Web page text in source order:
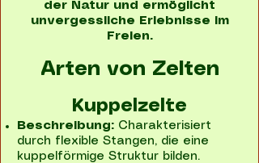
der Natur und ermöglicht
unvergessliche Erlebnisse im
Freien.
Arten von Zelten
Kuppelzelte
Beschreibung: Charakterisiert
durch flexible Stangen, die eine
kuppelförmige Struktur bilden.